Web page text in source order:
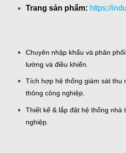
Trang sản phẩm: https://
Chuyên nhập khẩu và phân
lường và điều khiển.
Tích hợp hệ thống giám sát thu
thông công nghiệp.
Thiết kế & lắp đặt hệ thống nhà
nghiệp.